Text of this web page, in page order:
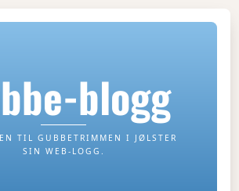
blogg
TIL GUBBETRIMMEN I JØLSTER
SIN WEB-LOGG.